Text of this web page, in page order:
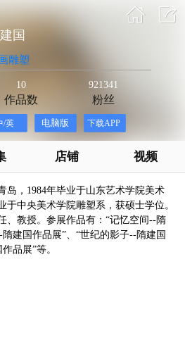
国
雕塑
10
作品数
921341
粉丝
店铺 视频
岛，1984年毕业于山东艺术学院美术
于中央美术学院雕塑系，获硕士学位。
、教授。参展作品有：“记忆空间--隋
建国作品展”、“世纪的影子--隋建国
品展”等。